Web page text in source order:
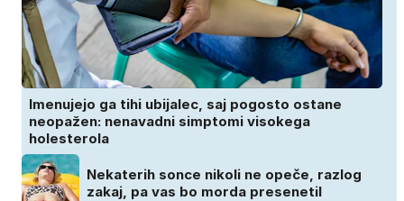
Imenujejo ga tihi ubijalec, saj pogosto ostane
neopažen: nenavadni simptomi visokega
holesterola
Nekaterih sonce nikoli ne opeče, razlog
zakaj, pa vas bo morda presenetil